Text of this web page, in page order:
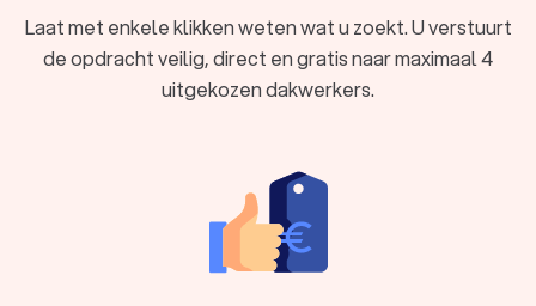
Laat met enkele klikken weten wat u zoekt. U verstuurt
de opdracht veilig, direct en gratis naar maximaal 4
uitgekozen dakwerkers.